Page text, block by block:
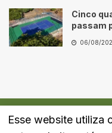
Cinco
passam
06/08/
Quem Somos Fale
Esse website utiliza